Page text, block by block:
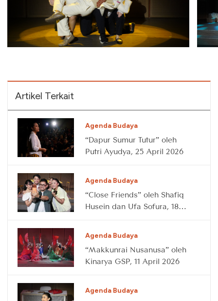
Artikel Terkait
Agenda Budaya
“Dapur Sumur Tutur” oleh
Putri Ayudya, 25 April 2026
Agenda Budaya
“Close Friends” oleh Shafiq
Husein dan Ufa Sofura, 18
Agenda Budaya
“Makkunrai Nusanusa” oleh
Kinarya GSP, 11 April 2026
Agenda Budaya